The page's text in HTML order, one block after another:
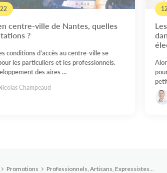
centre-ville de Nantes, quelles
?
conditions d’accès au centre-ville se
les particuliers et les professionnels.
des aires ...
Champeaud
Promotions Professionnels, Artisans, Expressistes...